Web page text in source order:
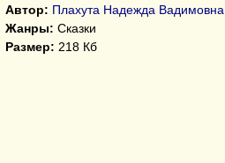
Автор: Плахута Надежда Вадимовна ,
Жанры: Сказки
Размер: 218 Кб